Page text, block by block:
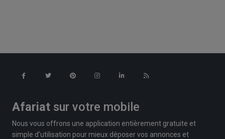
Afariat sur votre mobile
Nous vous offrons une application entièrement gratuite et
simple d'utilisation pour mieux déposer vos annonces et